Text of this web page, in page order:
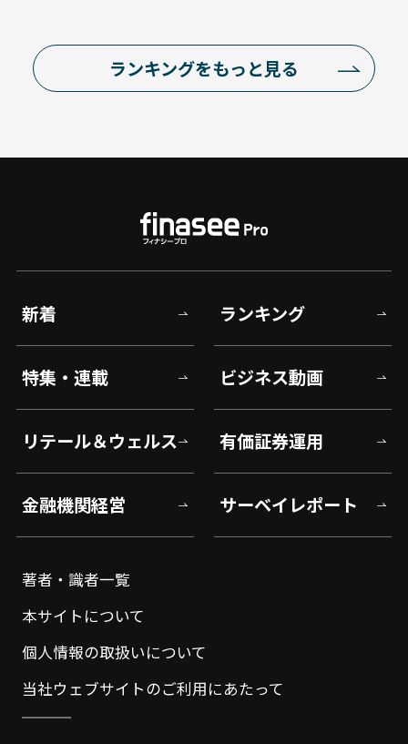
ランキングをもっと見る
新着 ランキング
特集・連載 ビジネス動画
リテール＆ウェルス 有価証券運用
金融機関経営 サーベイレポート
著者・識者一覧
本サイトについて
個人情報の取扱いについて
当社ウェブサイトのご利用にあたって